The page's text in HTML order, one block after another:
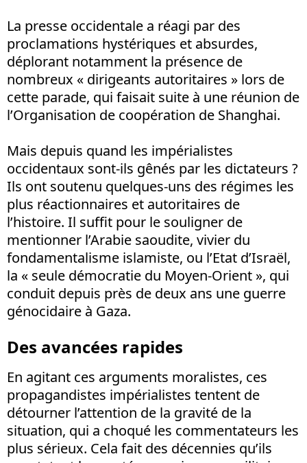
La presse occidentale a réagi par des
proclamations hystériques et absurdes,
déplorant notamment la présence de
nombreux « dirigeants autoritaires » lors de
cette parade, qui faisait suite à une réunion de
l’Organisation de coopération de Shanghai.
Mais depuis quand les impérialistes
occidentaux sont-ils gênés par les dictateurs ?
Ils ont soutenu quelques-uns des régimes les
plus réactionnaires et autoritaires de
l’histoire. Il suffit pour le souligner de
mentionner l’Arabie saoudite, vivier du
fondamentalisme islamiste, ou l’Etat d’Israël,
la « seule démocratie du Moyen-Orient », qui
conduit depuis près de deux ans une guerre
génocidaire à Gaza.
Des avancées rapides
En agitant ces arguments moralistes, ces
propagandistes impérialistes tentent de
détourner l’attention de la gravité de la
situation, qui a choqué les commentateurs les
plus sérieux. Cela fait des décennies qu’ils